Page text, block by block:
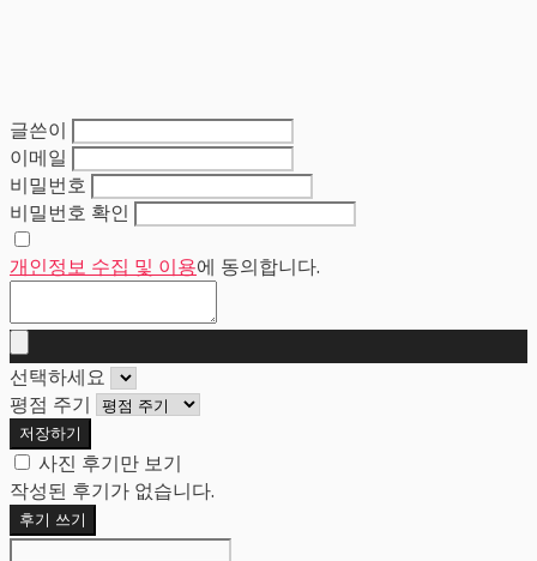
글쓴이
이메일
비밀번호
비밀번호 확인
개인정보 수집 및 이용에 동의합니다.
선택하세요
평점 주기
저장하기
사진 후기만 보기
작성된 후기가 없습니다.
후기 쓰기